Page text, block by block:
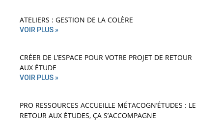
ATELIERS : GESTION DE LA COLÈRE
VOIR PLUS »
CRÉER DE L’ESPACE POUR VOTRE PROJET DE RETOUR
AUX ÉTUDE
VOIR PLUS »
PRO RESSOURCES ACCUEILLE MÉTACOGN’ÉTUDES : LE
RETOUR AUX ÉTUDES, ÇA S’ACCOMPAGNE